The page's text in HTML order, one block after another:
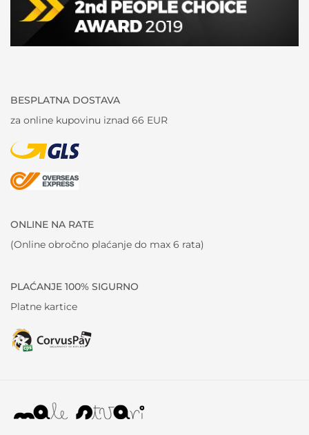
BESPLATNA DOSTAVA
za online kupovinu iznad 66 EUR
ONLINE NA RATE
(Online obročno plaćanje do max 6 rata)
PLAĆANJE 100% SIGURNO
Platne kartice